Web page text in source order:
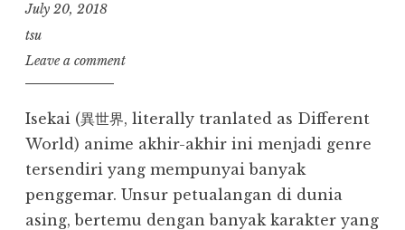
July 20, 2018
tsu
Leave a comment
Isekai (異世界, literally tranlated as Different
World) anime akhir-akhir ini menjadi genre
tersendiri yang mempunyai banyak
penggemar. Unsur petualangan di dunia
asing, bertemu dengan banyak karakter yang